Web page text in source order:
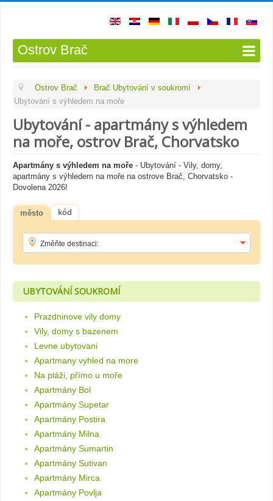
Ostrov Brač
Ostrov Brač
Brač Ubytování v soukromí
Ubytování s výhledem na moře
Ubytování - apartmány s výhledem
na moře, ostrov Brač, Chorvatsko
Apartmány s výhledem na moře - Ubytování - Vily, domy,
apartmány s výhledem na moře na ostrove Brač, Chorvatsko -
Dovolena 2026!
město kód
UBYTOVÁNÍ SOUKROMÍ
Prazdninove vily domy
Vily, domy s bazenem
Levne ubytovani
Apartmany vyhled na more
Na pláži, přímo u moře
Apartmány Bol
Apartmány Supetar
Apartmány Postira
Apartmány Milna
Apartmány Sumartin
Apartmány Sutivan
Apartmány Mirca
Apartmány Povlja